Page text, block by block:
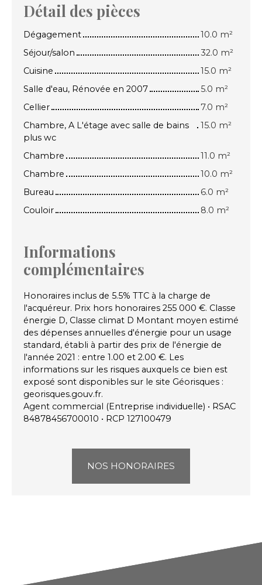
Détail des pièces
Dégagement
10.0 m²
Séjour/salon
32.0 m²
Cuisine
15.0 m²
Salle d'eau, Rénovée en 2007
5.0 m²
Cellier
7.0 m²
Chambre, A L'étage avec salle de bains
plus wc
15.0 m²
Chambre
11.0 m²
Chambre
10.0 m²
Bureau
6.0 m²
Couloir
8.0 m²
Informations
complémentaires
Honoraires inclus de 5.5% TTC à la charge de
l'acquéreur. Prix hors honoraires 255 000 €. Classe
énergie D, Classe climat D Montant moyen estimé
des dépenses annuelles d'énergie pour un usage
standard, établi à partir des prix de l'énergie de
l'année 2021 : entre 1.00 et 2.00 €. Les
informations sur les risques auxquels ce bien est
exposé sont disponibles sur le site Géorisques :
georisques.gouv.fr.
Agent commercial (Entreprise individuelle) • RSAC
84878456700010 • RCP 127100479
NOS HONORAIRES